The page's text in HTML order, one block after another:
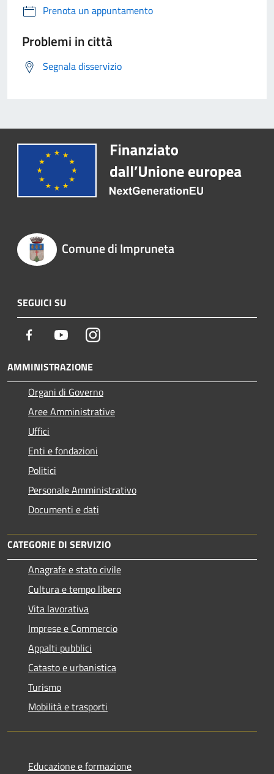
Prenota un appuntamento
Problemi in città
Segnala disservizio
Comune di Impruneta
SEGUICI SU
Facebook YoutubeInstagram
AMMINISTRAZIONE
Organi di Governo
Aree Amministrative
Uffici
Enti e fondazioni
Politici
Personale Amministrativo
Documenti e dati
CATEGORIE DI SERVIZIO
Anagrafe e stato civile
Cultura e tempo libero
Vita lavorativa
Imprese e Commercio
Appalti pubblici
Catasto e urbanistica
Turismo
Mobilità e trasporti
Educazione e formazione